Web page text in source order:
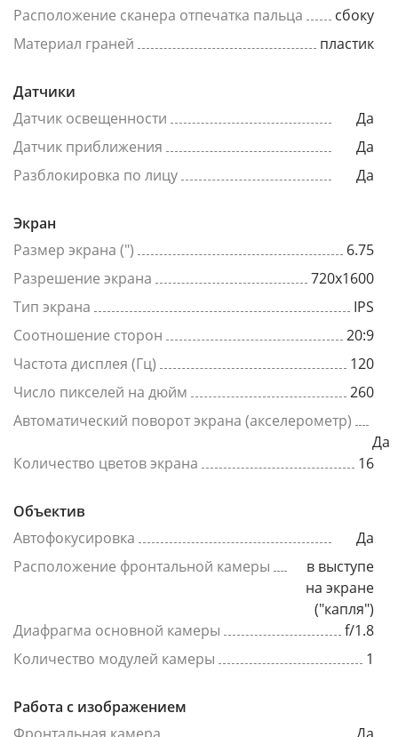
Расположение сканера отпечатка пальца
сбоку
Материал граней
пластик
Датчики
Датчик освещенности
Да
Датчик приближения
Да
Разблокировка по лицу
Да
Экран
Размер экрана (")
6.75
Разрешение экрана
720x1600
Тип экрана
IPS
Соотношение сторон
20:9
Частота дисплея (Гц)
120
Число пикселей на дюйм
260
Автоматический поворот экрана (акселерометр)
Да
Количество цветов экрана
16
Объектив
Автофокусировка
Да
Расположение фронтальной камеры
в выступе
на экране
("капля")
Диафрагма основной камеры
f/1.8
Количество модулей камеры
1
Работа с изображением